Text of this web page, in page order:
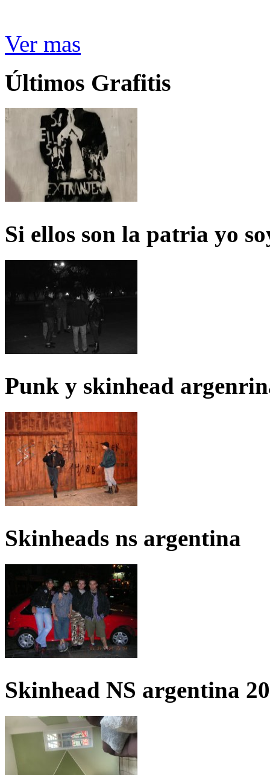
Ver mas
Últimos Grafitis
Si ellos son la patria yo
Punk y skinhead
Skinheads ns argentina
Skinhead NS argentina